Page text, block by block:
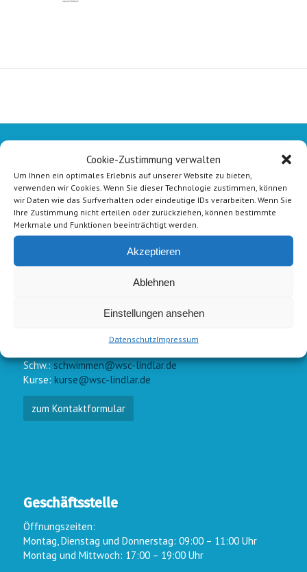
Cookie-Zustimmung verwalten
Um Ihnen ein optimales Erlebnis auf unserer Website zu bieten,
verwenden wir Cookies. Wenn Sie dieser Technologie zustimmen, können
wir Daten wie das Surfverhalten oder eindeutige IDs verarbeiten. Wenn Sie
Ihre Zustimmung nicht erteilen oder zurückziehen, können bestimmte
Merkmale und Funktionen beeinträchtigt werden.
Akzeptieren
Ablehnen
Einstellungen ansehen
DatenschutzImpressum
Schw.:schwimmen@wsc-lindlar.de
Kurse: kurse@wsc-lindlar.de
zum Kontaktformular
Geschäftsstelle
Öffnungszeiten:
Montag, Dienstag und Donnerstag: 09:00 – 11:00 Uhr
Montag und Mittwoch: 17:00 – 19:00 Uhr